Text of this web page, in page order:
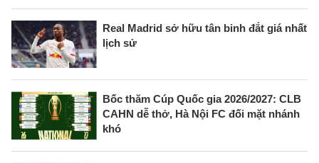
Real Madrid sở hữu tân binh đắt giá nhất
lịch sử
Bốc thăm Cúp Quốc gia 2026/2027: CLB
CAHN dễ thở, Hà Nội FC đối mặt nhánh
khó